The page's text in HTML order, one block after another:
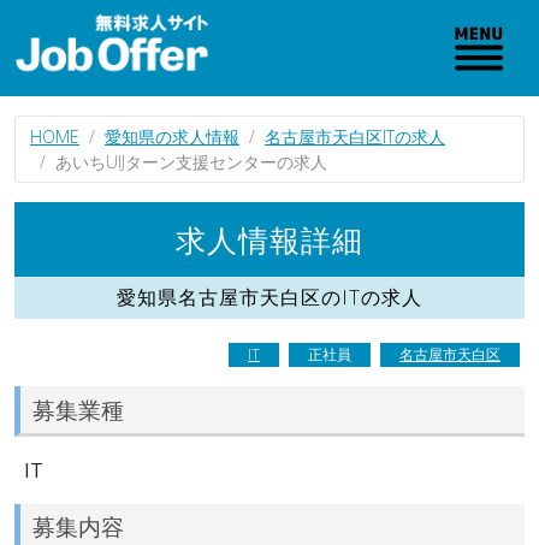
HOME 愛知県の求人情報
名古屋市天白区ITの求人
あいちUIJターン支援センターの求人
求人情報詳細
愛知県名古屋市天白区のITの求人
IT 正社員 名古屋市天白区
募集業種
IT
募集内容